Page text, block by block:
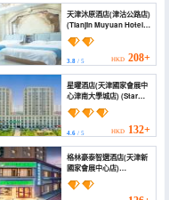
天津沐原酒店(津沽公路店)
(Tianjin Muyuan Hotel
(Jingu Highway))
3.8/ 5 HKD 208+
星曜酒店(天津國家會展中
心津南大學城店) (Star
divination Hotel (Tianjin
Yongwang Zhaoheng
4.6/ 5 HKD 132+
格林豪泰智選酒店(天津新
國家會展中心店)
(GreenTree Inn Express
Hotel (Tianjin New